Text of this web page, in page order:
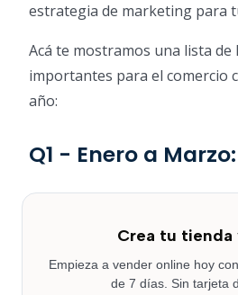
estrategia de marketing para
Acá te mostramos una lista de
importantes para el comercio
año:
Q1 - Enero a Marzo:
Crea tu tienda
Empieza a vender online hoy
de 7 días. Sin tarjeta